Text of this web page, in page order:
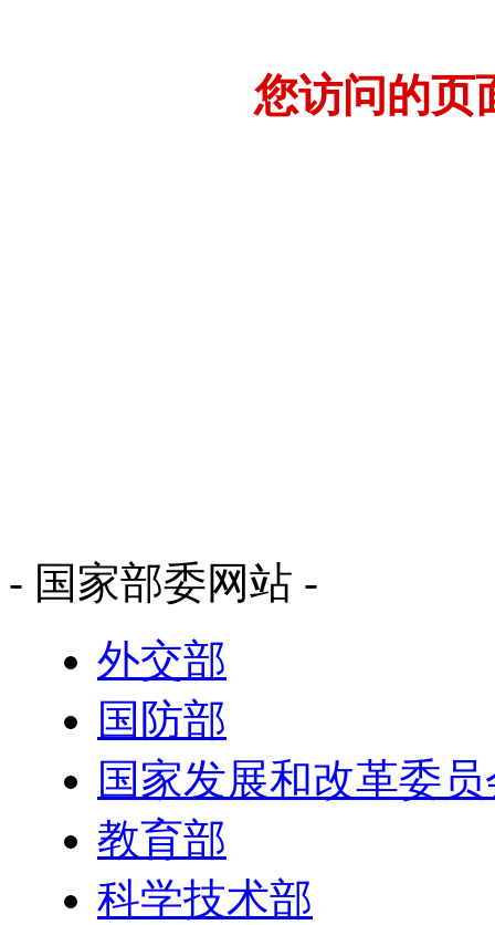
您访问的页
- 国家部委网站 -
外交部
国防部
国家发展和改革委
教育部
科学技术部